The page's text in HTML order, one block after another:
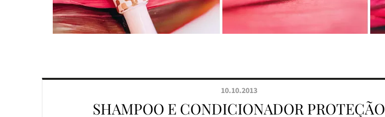
10.10.2013
SHAMPOO E CONDICIONADOR PROTEÇÃO